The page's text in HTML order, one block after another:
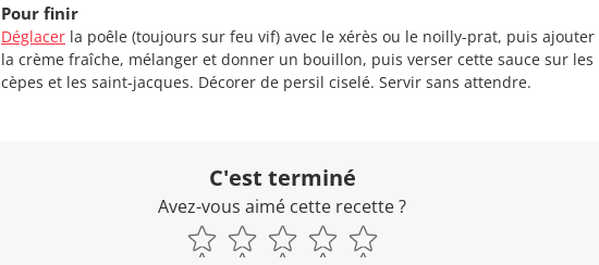
Pour finir
Déglacer la poêle (toujours sur feu vif) avec le xérès ou le noilly-prat, puis ajouter
la crème fraîche, mélanger et donner un bouillon, puis verser cette sauce sur les
cèpes et les saint-jacques. Décorer de persil ciselé. Servir sans attendre.
C'est terminé
Avez-vous aimé cette recette ?